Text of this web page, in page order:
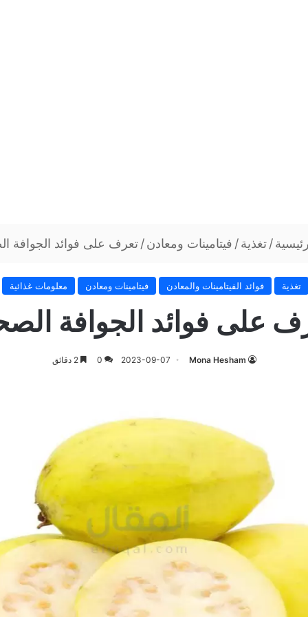
/ تغذية / فيتامينات ومعادن / تعرف على فوائد الجوافة
تغذية فوائد الفيتامينات والمعادن فيتامينات ومعادن معلومات غذائية
على فوائد الجوافة
Mona Hesham
2023-09-07
0 2 دقائق